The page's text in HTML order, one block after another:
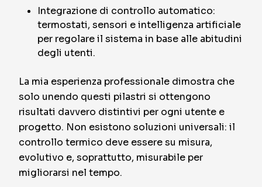
Integrazione di controllo automatico:
termostati, sensori e intelligenza artificiale
per regolare il sistema in base alle abitudini
degli utenti.
La mia esperienza professionale dimostra che
solo unendo questi pilastri si ottengono
risultati davvero distintivi per ogni utente e
progetto. Non esistono soluzioni universali: il
controllo termico deve essere su misura,
evolutivo e, soprattutto, misurabile per
migliorarsi nel tempo.